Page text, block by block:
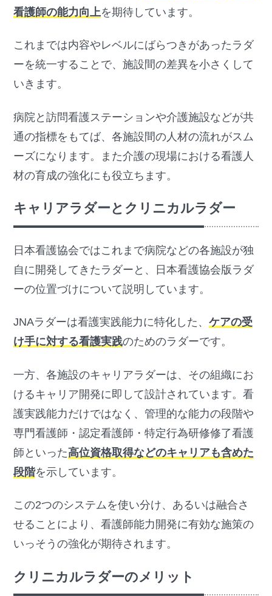
看護師の能力向上を期待しています。
これまでは内容やレベルにばらつきがあったラダ
ーを統一することで、施設間の差異を小さくして
いきます。
病院と訪問看護ステーションや介護施設などが共
通の指標をもてば、各施設間の人材の流れがスム
ーズになります。また介護の現場における看護人
材の育成の強化にも役立ちます。
キャリアラダーとクリニカルラダー
日本看護協会ではこれまで病院などの各施設が独
自に開発してきたラダーと、日本看護協会版ラダ
ーの位置づけについて説明しています。
JNAラダーは看護実践能力に特化した、ケアの受
け手に対する看護実践のためのラダーです。
一方、各施設のキャリアラダーは、その組織にお
けるキャリア開発に即して設計されています。看
護実践能力だけではなく、管理的な能力の段階や
専門看護師・認定看護師・特定行為研修修了看護
師といった高位資格取得などのキャリアも含めた
段階を示しています。
この2つのシステムを使い分け、あるいは融合さ
せることにより、看護師能力開発に有効な施策の
いっそうの強化が期待されます。
クリニカルラダーのメリット